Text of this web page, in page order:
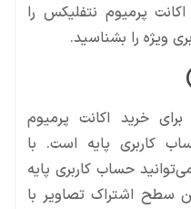
پرمیوم نتفلیکس را
ویژه را بشناسید.
خرید اکانت پرمیوم
کاربری پایه است. با
ماهانه 8.99 دلار می‌توانید حساب کاربری پایه
سطح اشتراک تصاویر با